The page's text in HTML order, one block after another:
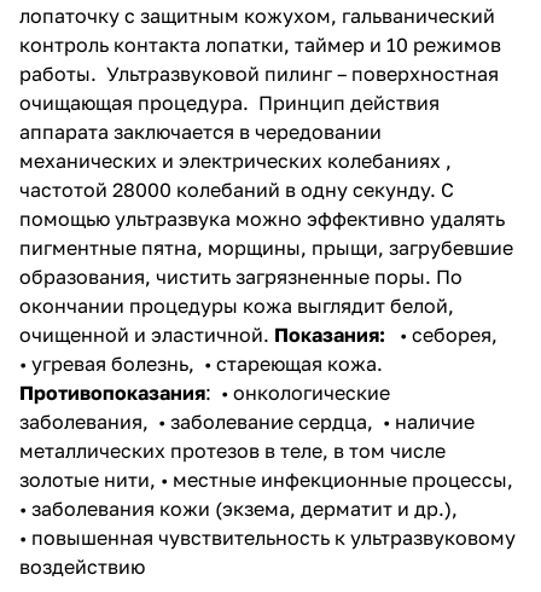
лопаточку с защитным кожухом, гальванический
контроль контакта лопатки, таймер и 10 режимов
работы. Ультразвуковой пилинг – поверхностная
очищающая процедура. Принцип действия
аппарата заключается в чередовании
механических и электрических колебаниях ,
частотой 28000 колебаний в одну секунду. С
помощью ультразвука можно эффективно удалять
пигментные пятна, морщины, прыщи, загрубевшие
образования, чистить загрязненные поры. По
окончании процедуры кожа выглядит белой,
очищенной и эластичной. Показания:
• себорея,
• угревая болезнь, • стареющая кожа.
Противопоказания: • онкологические
заболевания, • заболевание сердца, • наличие
металлических протезов в теле, в том числе
золотые нити, • местные инфекционные процессы,
• заболевания кожи (экзема, дерматит и др.),
• повышенная чувствительность к ультразвуковому
воздействию